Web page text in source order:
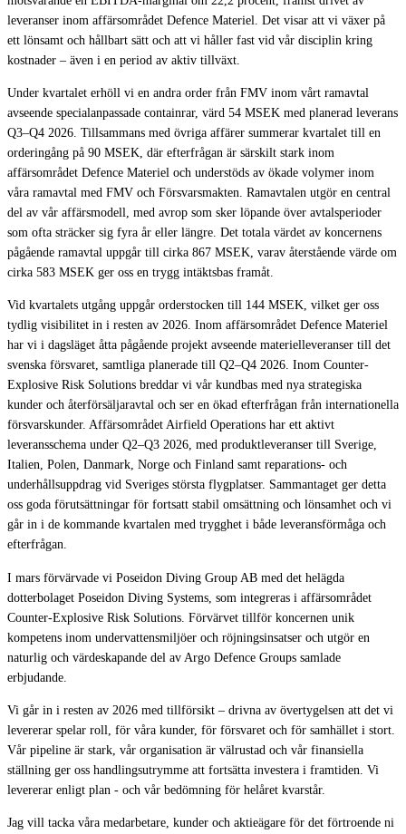
leveranser inom affärsområdet Defence Materiel. Det visar att vi växer på
ett lönsamt och hållbart sätt och att vi håller fast vid vår disciplin kring
kostnader – även i en period av aktiv tillväxt.
Under kvartalet erhöll vi en andra order från FMV inom vårt ramavtal
avseende specialanpassade containrar, värd 54 MSEK med planerad leverans
Q3–Q4 2026. Tillsammans med övriga affärer summerar kvartalet till en
orderingång på 90 MSEK, där efterfrågan är särskilt stark inom
affärsområdet Defence Materiel och understöds av ökade volymer inom
våra ramavtal med FMV och Försvarsmakten. Ramavtalen utgör en central
del av vår affärsmodell, med avrop som sker löpande över avtalsperioder
som ofta sträcker sig fyra år eller längre. Det totala värdet av koncernens
pågående ramavtal uppgår till cirka 867 MSEK, varav återstående värde om
cirka 583 MSEK ger oss en trygg intäktsbas framåt.
Vid kvartalets utgång uppgår orderstocken till 144 MSEK, vilket ger oss
tydlig visibilitet in i resten av 2026. Inom affärsområdet Defence Materiel
har vi i dagsläget åtta pågående projekt avseende materielleveranser till det
svenska försvaret, samtliga planerade till Q2–Q4 2026. Inom Counter-
Explosive Risk Solutions breddar vi vår kundbas med nya strategiska
kunder och återförsäljaravtal och ser en ökad efterfrågan från internationella
försvarskunder. Affärsområdet Airfield Operations har ett aktivt
leveransschema under Q2–Q3 2026, med produktleveranser till Sverige,
Italien, Polen, Danmark, Norge och Finland samt reparations- och
underhållsuppdrag vid Sveriges största flygplatser. Sammantaget ger detta
oss goda förutsättningar för fortsatt stabil omsättning och lönsamhet och vi
går in i de kommande kvartalen med trygghet i både leveransförmåga och
efterfrågan.
I mars förvärvade vi Poseidon Diving Group AB med det helägda
dotterbolaget Poseidon Diving Systems, som integreras i affärsområdet
Counter-Explosive Risk Solutions. Förvärvet tillför koncernen unik
kompetens inom undervattensmiljöer och röjningsinsatser och utgör en
naturlig och värdeskapande del av Argo Defence Groups samlade
erbjudande.
Vi går in i resten av 2026 med tillförsikt – drivna av övertygelsen att det vi
levererar spelar roll, för våra kunder, för försvaret och för samhället i stort.
Vår pipeline är stark, vår organisation är välrustad och vår finansiella
ställning ger oss handlingsutrymme att fortsätta investera i framtiden. Vi
levererar enligt plan - och vår bedömning för helåret kvarstår.
Jag vill tacka våra medarbetare, kunder och aktieägare för det förtroende ni